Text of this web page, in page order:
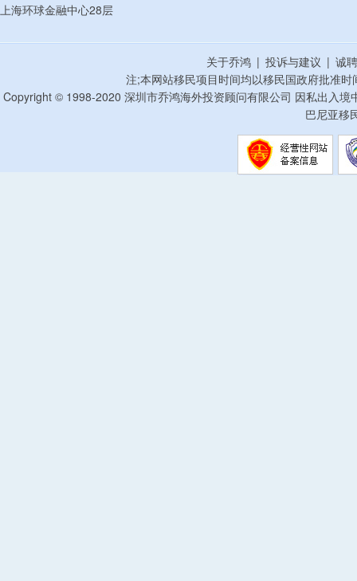
上海环球金融中心28层
关于乔鸿 | 投诉与建议 | 诚
注;本网站移民项目时间均以移民国政府批准
Copyright © 1998-2020 深圳市乔鸿海外投资顾问有限公司 因私出入
巴尼亚移